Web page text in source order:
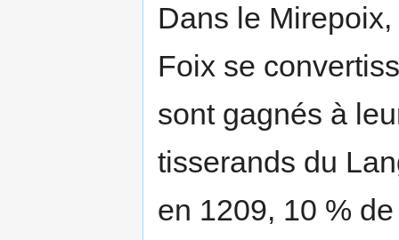
Dans le
Foix se
sont gagnés à
tisserands du
en 1209, 10 %